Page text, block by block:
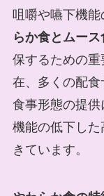
咀嚼や嚥下機能
らか食とムース
保するための
在、多くの配
食事形態の提
機能の低下し
きています。